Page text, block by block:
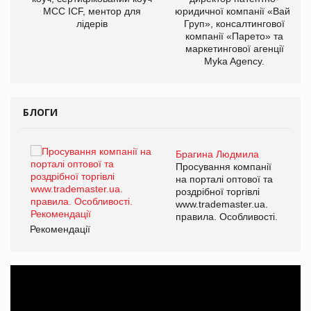
МСС ICF, ментор для
лідерів
юридичної компанії «Вайз
Груп», консалтингової
компанії «Парето» та
маркетингової агенції
Myka Agency.
БЛОГИ
Брагина Людмила
Просування компанії
на порталі оптової та
роздрібної торгівлі
www.trademaster.ua.
правила. Особливості.
Рекомендації